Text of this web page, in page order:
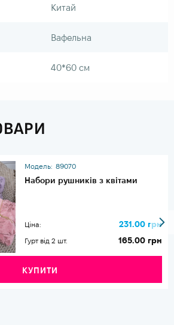
Китай
Вафельна
40*60 см
Модель: 89070
Набори рушників з квітами
Ціна: 231.00 грн
Гурт від 2 шт. 165.00 грн
КУПИТИ